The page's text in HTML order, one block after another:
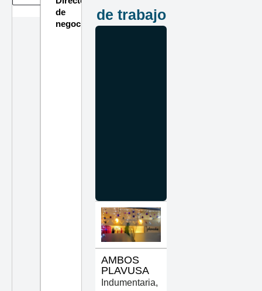
de
negocios
de trabajo
AMBOS
PLAVUSA
Indumentaria,